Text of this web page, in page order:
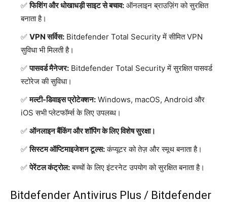
फिशिंग और धोखाधड़ी साइट से बचाव: ऑनलाइन ब्राउज़िंग को सुरक्षित
बनाता है।
VPN सर्विस: Bitdefender Total Security में सीमित VPN
सुविधा भी मिलती है।
पासवर्ड मैनेजर: Bitdefender Total Security में सुरक्षित पासवर्ड
स्टोरेज की सुविधा।
मल्टी-डिवाइस प्रोटेक्शन: Windows, macOS, Android और
iOS सभी प्लेटफॉर्म्स के लिए उपलब्ध।
ऑनलाइन बैंकिंग और शॉपिंग के लिए विशेष सुरक्षा।
सिस्टम ऑप्टिमाइजेशन टूल्स:कंप्यूटर को तेज़ और स्मूथ बनाता है।
पेरेंटल कंट्रोल:बच्चों के लिए इंटरनेट उपयोग को सुरक्षित बनाता है।
Bitdefender Antivirus Plus / Bitdefender